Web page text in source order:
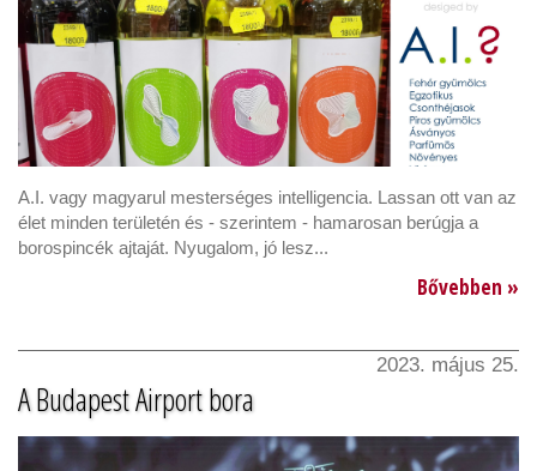
A.I. vagy magyarul mesterséges intelligencia. Lassan ott van az
élet minden területén és - szerintem - hamarosan berúgja a
borospincék ajtaját. Nyugalom, jó lesz...
Bővebben »
2023. május 25.
A Budapest Airport bora